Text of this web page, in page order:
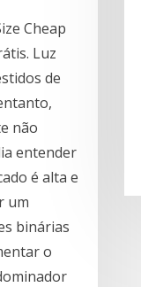
Cheap
Luz
de
não
entender
é alta e
um
binárias
o